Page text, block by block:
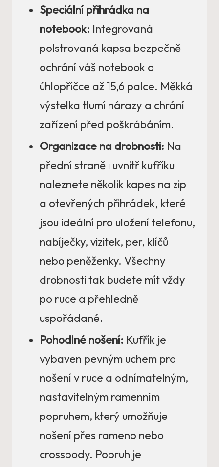
Speciální přihrádka na
notebook: Integrovaná
polstrovaná kapsa bezpečně
ochrání váš notebook o
úhlopříčce až 15,6 palce. Měkká
výstelka tlumí nárazy a chrání
zařízení před poškrábáním.
Organizace na drobnosti: Na
přední straně i uvnitř kufříku
naleznete několik kapes na zip
a otevřených přihrádek, které
jsou ideální pro uložení telefonu,
nabíječky, vizitek, per, klíčů
nebo peněženky. Všechny
drobnosti tak budete mít vždy
po ruce a přehledně
uspořádané.
Pohodlné nošení: Kufřík je
vybaven pevným uchem pro
nošení v ruce a odnímatelným,
nastavitelným ramenním
popruhem, který umožňuje
nošení přes rameno nebo
crossbody. Popruh je